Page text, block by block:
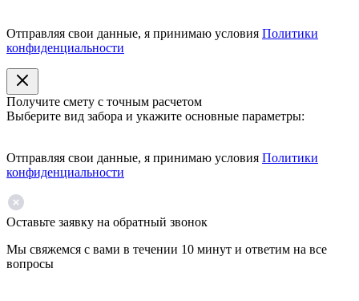
Отправляя свои данные, я принимаю условия Политики
конфиденциальности
Получите смету с точным расчетом
Выберите вид забора и укажите основные параметры:
Отправляя свои данные, я принимаю условия Политики
конфиденциальности
Оставьте заявку на обратный звонок
Мы свяжемся с вами в течении 10 минут и ответим на все
вопросы